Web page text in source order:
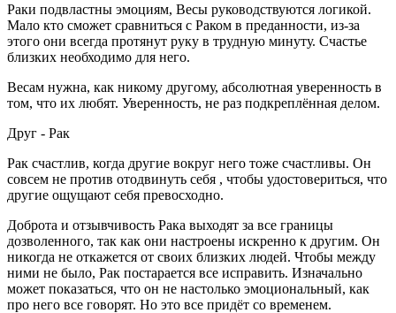
Раки подвластны эмоциям, Весы руководствуются логикой.
Мало кто сможет сравниться с Раком в преданности, из-за
этого они всегда протянут руку в трудную минуту. Счастье
близких необходимо для него.
Весам нужна, как никому другому, абсолютная уверенность в
том, что их любят. Уверенность, не раз подкреплённая делом.
Друг - Рак
Рак счастлив, когда другие вокруг него тоже счастливы. Он
совсем не против отодвинуть себя , чтобы удостовериться, что
другие ощущают себя превосходно.
Доброта и отзывчивость Рака выходят за все границы
дозволенного, так как они настроены искренно к другим. Он
никогда не откажется от своих близких людей. Чтобы между
ними не было, Рак постарается все исправить. Изначально
может показаться, что он не настолько эмоциональный, как
про него все говорят. Но это все придёт со временем.